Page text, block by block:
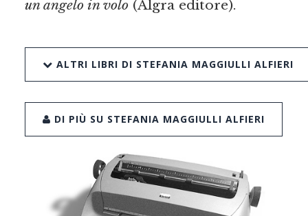
un angelo in volo(Algra editore).
ALTRI LIBRI DI STEFANIA MAGGIULLI ALFIERI
DI PIÙ SU STEFANIA MAGGIULLI ALFIERI